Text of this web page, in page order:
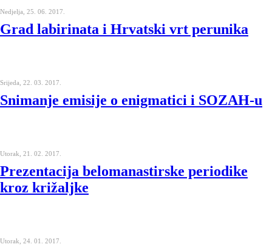
Nedjelja, 25. 06. 2017.
Grad labirinata i Hrvatski vrt perunika
Srijeda, 22. 03. 2017.
Snimanje emisije o enigmatici i SOZAH-u
Utorak, 21. 02. 2017.
Prezentacija belomanastirske periodike
kroz križaljke
Utorak, 24. 01. 2017.